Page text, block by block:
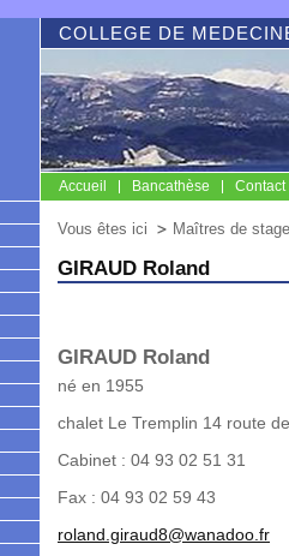
COLLEGE DE
Accueil Bancathèse
Contact
Vous êtes ici Maîtres de
GIRAUD Roland
GIRAUD Roland
né en 1955
chalet Le Tremplin 14 route
Cabinet : 04 93 02 51 31
Fax : 04 93 02 59 43
roland.giraud8@wanadoo.fr